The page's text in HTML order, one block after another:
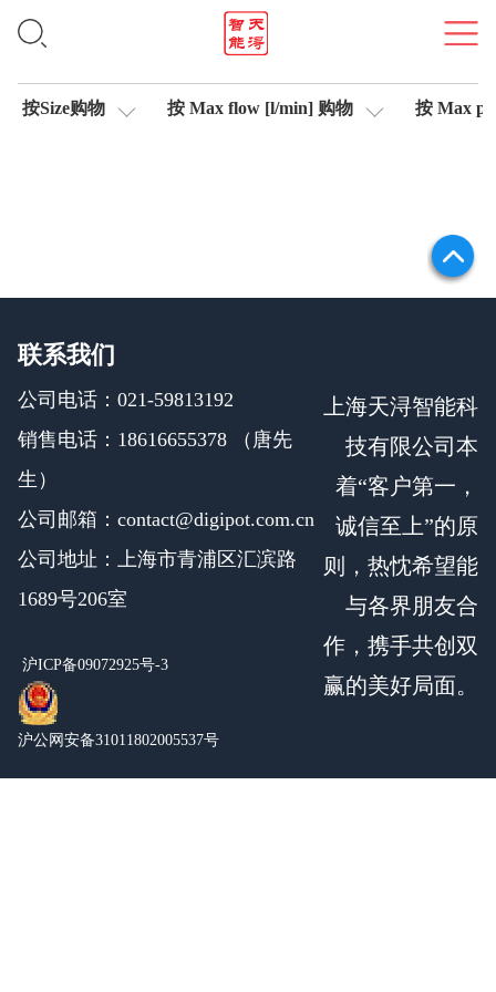
集成式放大器
按Size购物 按 Max flow [l/min] 购物 按 Max
联系我们
公司电话：021-59813192
销售电话：18616655378 （唐先
生）
公司邮箱：contact@digipot.com.cn
公司地址：上海市青浦区汇滨路
1689号206室
沪ICP备09072925号-3
沪公网安备31011802005537号
上海天浔智能科
技有限公司本
着“客户第一，
诚信至上”的原
则，热忱希望能
与各界朋友合
作，携手共创双
赢的美好局面。